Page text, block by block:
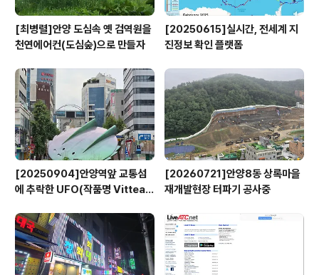
[최병렬]안양 도심속 옛 검역원을
천연에어컨(도심숲)으로 만들자
[20250615]실시간, 전세계 지
진정보 확인 플랫폼
[20250904]안양역앞 교통섬
에 추락한 UFO(작품명 Vitteau
[20260721]안양8동 상록마을
재개발현장 터파기 공사중